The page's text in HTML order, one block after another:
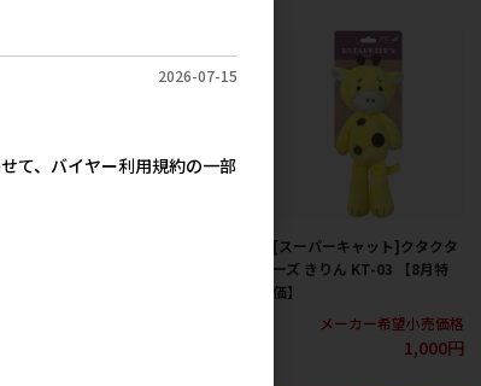
[スーパーキャット]クタクタ
ーズ きりん KT-03 【8月特
価】
メーカー希望小売価格
1,000円
2026-07-15
て、バイヤー利用規約の一部